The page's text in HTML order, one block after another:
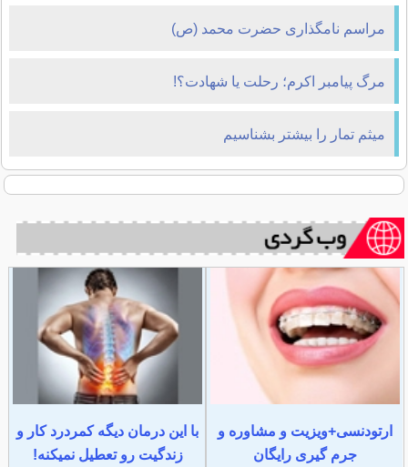
مراسم نامگذارى حضرت محمد (ص)
مرگ پیامبر اکرم؛ رحلت یا شهادت؟!
میثم تمار را بیشتر بشناسیم
ارتودنسی+ویزیت و مشاوره و
جرم گیری رایگان
با این درمان دیگه کمردرد کار و
زندگیت رو تعطیل نمیکنه!